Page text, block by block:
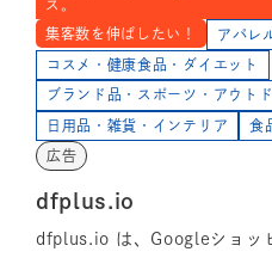
ス。
集客数を伸ばしたい！
アパレ
コスメ・健康食品・ダイエット
ブランド品・スポーツ・アウト
日用品・雑貨・インテリア 食
広告
dfplus.io
dfplus.io は、Googleショッ